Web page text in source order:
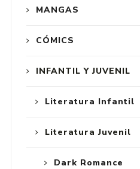
MANGAS
CÓMICS
INFANTIL Y JUVENIL
Literatura Infantil
Literatura Juvenil
Dark Romance